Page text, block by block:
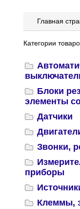
Главная
Категории
Блоки
элементы
Датчики
Звонки,
приборы
Клеммы,